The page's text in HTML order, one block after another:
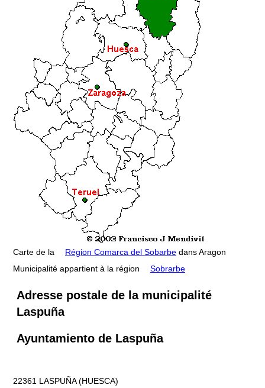
Carte de la Région Comarca del Sobarbe dans Aragon
Municipalité appartient à la région
Sobrarbe
Adresse postale de la municipalité
Laspuña
Ayuntamiento de Laspuña
22361 LASPUÑA (HUESCA)